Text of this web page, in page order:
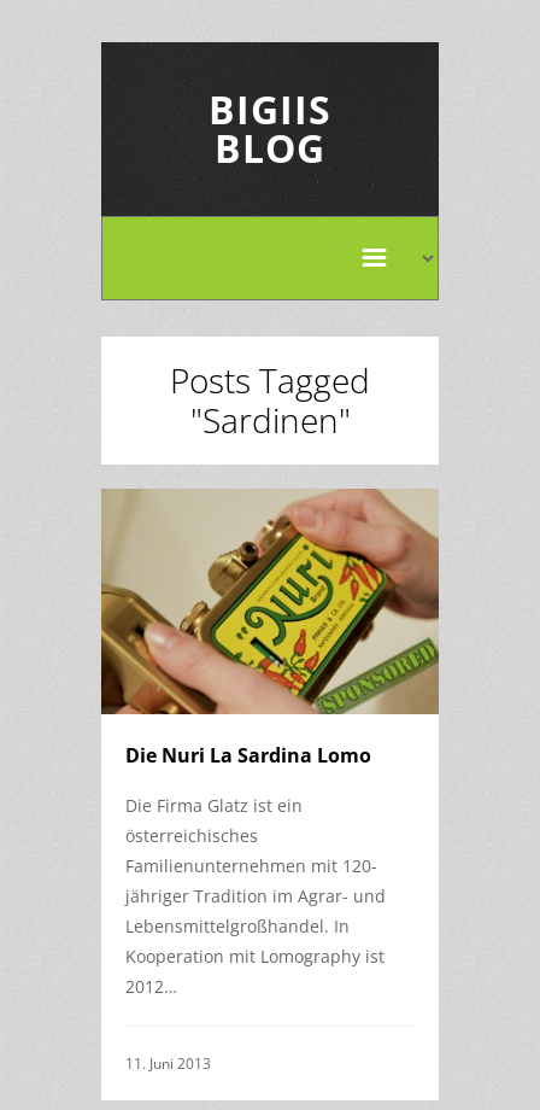
BIGIIS
BLOG
Posts Tagged
"Sardinen"
Die Nuri La Sardina Lomo
Die Firma Glatz ist ein
österreichisches
Familienunternehmen mit 120-
jähriger Tradition im Agrar- und
Lebensmittelgroßhandel. In
Kooperation mit Lomography ist
2012…
11. Juni 2013